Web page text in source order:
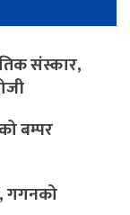
संस्कार,
बम्पर
गगनको